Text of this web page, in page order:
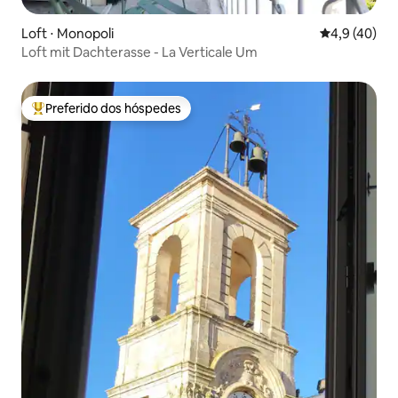
Loft ⋅ Monopoli 4,9 de uma
4,9 (40)
Loft mit Dachterasse - La Verticale Um
Entre os melhores preferidos dos hóspedes
Preferido dos hóspedes